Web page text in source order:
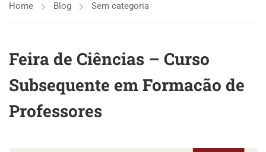
Home Blog Sem categoria
Feira de Ciências – Curso
Subsequente em Formacão de
Professores